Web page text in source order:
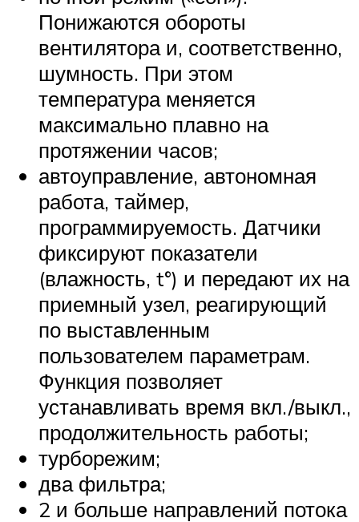
Понижаются обороты
вентилятора и, соответственно,
шумность. При этом
температура меняется
максимально плавно на
протяжении часов;
автоуправление, автономная
работа, таймер,
программируемость. Датчики
фиксируют показатели
(влажность, t°) и передают их на
приемный узел, реагирующий
по выставленным
пользователем параметрам.
Функция позволяет
устанавливать время вкл./выкл.,
продолжительность работы;
турборежим;
два фильтра;
2 и больше направлений потока